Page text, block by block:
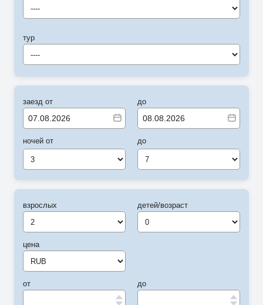
----
тур
----
заезд от
ночей от
3
до
до
7
взрослых
цена
от
детей/возраст
до